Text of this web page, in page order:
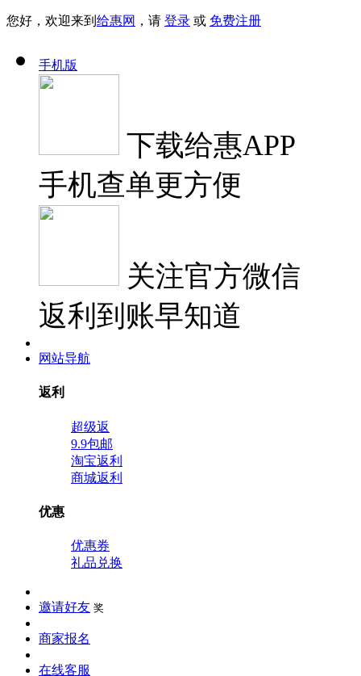
您好，欢迎来到 给惠网 ，请 登录 或 免费注册
手机版
下载给惠APP
手机查单更方便
关注官方微信
返利到账早知道
网站导航
返利
超级返
9.9包邮
淘宝返利
商城返利
优惠
优惠券
礼品兑换
邀请好友 奖
商家报名
在线客服